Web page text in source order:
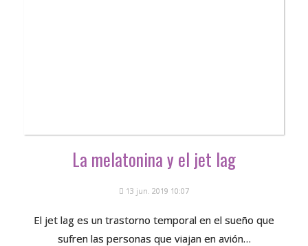
La melatonina y el jet lag
13 jun. 2019 10:07
El jet lag es un trastorno temporal en el sueño que
sufren las personas que viajan en avión…